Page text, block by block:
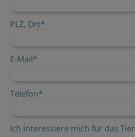
PLZ, Ort*
E-Mail*
Telefon*
Ich interessiere mich für das Tier